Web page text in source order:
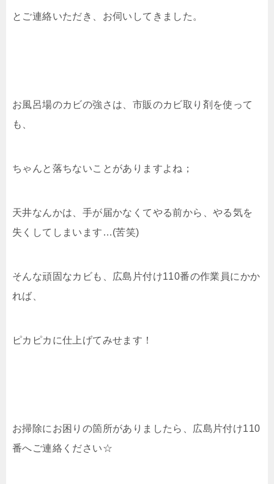
とご連絡いただき、お伺いしてきました。
お風呂場のカビの強さは、市販のカビ取り剤を使って
も、
ちゃんと落ちないことがありますよね；
天井なんかは、手が届かなくてやる前から、やる気を
失くしてしまいます…(苦笑)
そんな頑固なカビも、広島片付け110番の作業員にかか
れば、
ピカピカに仕上げてみせます！
お掃除にお困りの箇所がありましたら、広島片付け110
番へご連絡ください☆